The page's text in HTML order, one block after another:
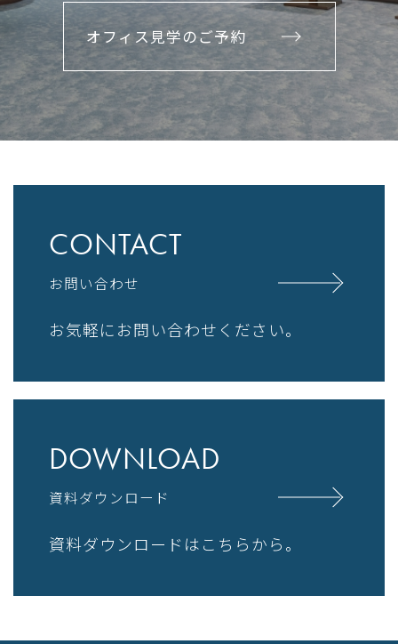
オフィス見学のご予約
CONTACT
お問い合わせ
お気軽にお問い合わせください。
DOWNLOAD
資料ダウンロード
資料ダウンロードはこちらから。